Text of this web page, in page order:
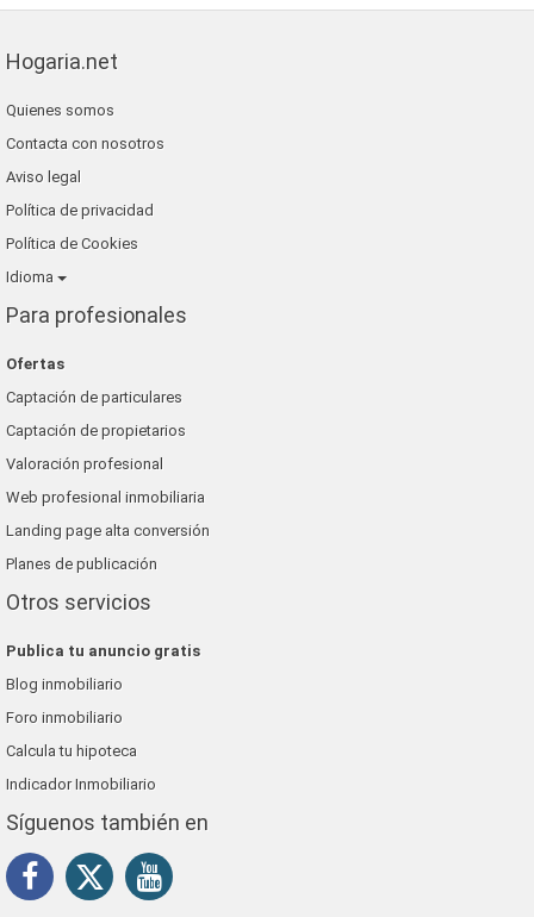
Hogaria.net
Quienes somos
Contacta con nosotros
Aviso legal
Política de privacidad
Política de Cookies
Idioma
Para profesionales
Ofertas
Captación de particulares
Captación de propietarios
Valoración profesional
Web profesional inmobiliaria
Landing page alta conversión
Planes de publicación
Otros servicios
Publica tu anuncio gratis
Blog inmobiliario
Foro inmobiliario
Calcula tu hipoteca
Indicador Inmobiliario
Síguenos también en